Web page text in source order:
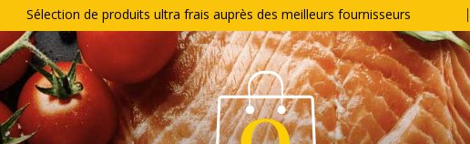
Sélection de produits ultra frais auprès des meilleurs fournisseurs